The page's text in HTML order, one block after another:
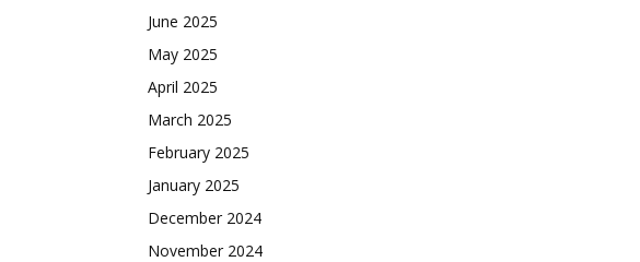
June 2025
May 2025
April 2025
March 2025
February 2025
January 2025
December 2024
November 2024